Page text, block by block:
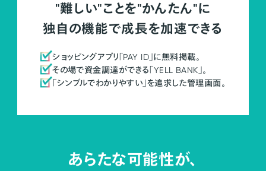
"難しい"ことを"かんたん"に
独自の機能で成長を加速できる
ショッピングアプリ「PAY ID」に無料掲載。
その場で資金調達ができる「YELL BANK」。
「シンプルでわかりやすい」を追求した管理画面。
あらたな可能性が、